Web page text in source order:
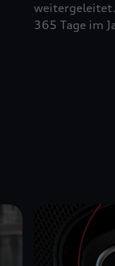
365 Tage im